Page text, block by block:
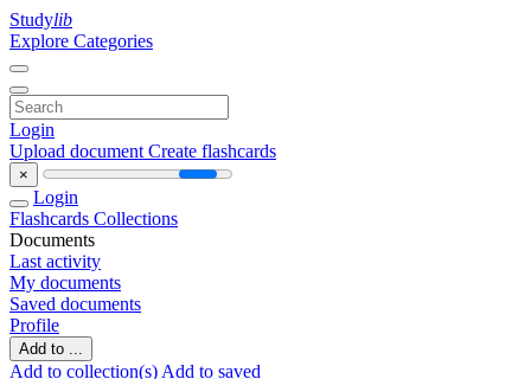
Studylib
Explore Categories
Login
Upload document Create flashcards
×
Login
Flashcards Collections
Documents
Last activity
My documents
Saved documents
Profile
Add to ...
Add to collection(s) Add to saved